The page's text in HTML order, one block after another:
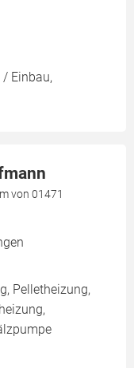
Einbau,
von 01471
Pelletheizung,